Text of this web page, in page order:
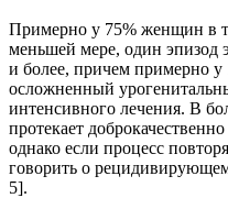
Примерно у 75% женщин в
меньшей мере, один эпизод
и более, причем примерно у
осложненный
интенсивного лечения. В
протекает
однако если процесс
говорить о
5].